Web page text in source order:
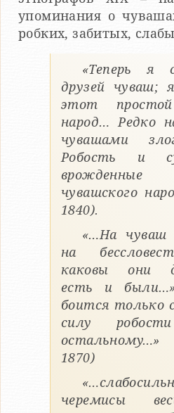
упоминания о
робких, забитых,
«Теперь я
друзей чуваш;
этот
народ… Редко
чувашами
Робость и
чувашского
1840).
«…На чуваш
на
каковы они
есть и
боится только
силу
1870)
черемисы